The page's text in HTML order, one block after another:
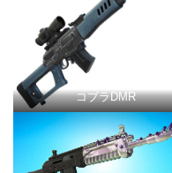
コブラDMR